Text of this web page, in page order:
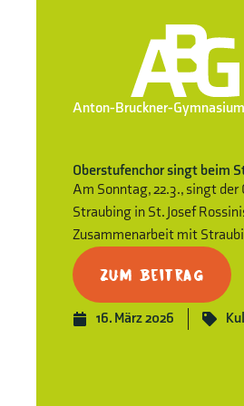
Anton-Bruckner-Gymnasium
Oberstufenchor singt beim
Am Sonntag, 22.3., singt
Straubing in St. Josef
Zusammenarbeit mit
Zum Beitrag
16. März 2026